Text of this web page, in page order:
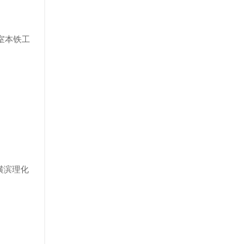
本铁工
滨理化